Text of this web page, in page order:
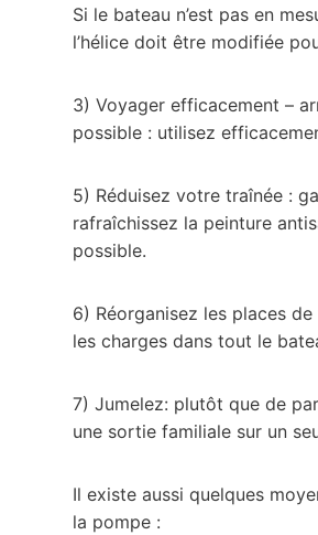
Si le bateau n’est pas en
l’hélice doit être modifiée
3) Voyager efficacement –
possible : utilisez
5) Réduisez votre traînée :
rafraîchissez la peinture
possible.
6) Réorganisez les places
les charges dans tout le
7) Jumelez: plutôt que de
une sortie familiale sur un
Il existe aussi quelques
la pompe :